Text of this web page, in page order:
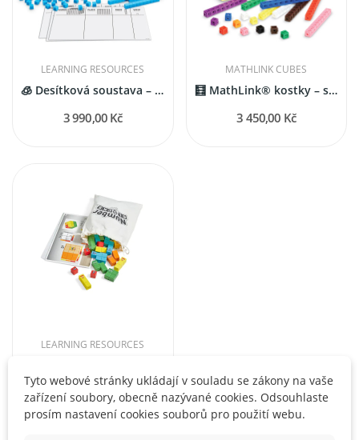
LEARNING RESOURCES
🧊 Desítková soustava – školní sada z plastu...
3 990,00 Kč
MATHLINK CUBES
🧮 MathLink® kostky – sada 1000 kusů
3 450,00 Kč
LEARNING RESOURCES
859,00 Kč
Tyto webové stránky ukládají v souladu se zákony na vaše
zařízení soubory, obecně nazývané cookies. Odsouhlaste
prosím nastavení cookies souborů pro použití webu.